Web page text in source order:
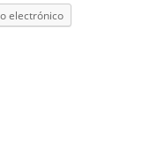
electrónico